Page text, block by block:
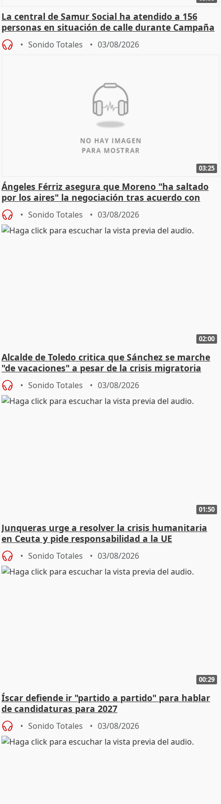
La central de Samur Social ha atendido a 156
personas en situación de calle durante Campaña
de Calor
Sonido Totales 03/08/2026
03:25
Ángeles Férriz asegura que Moreno "ha saltado
por los aires" la negociación tras acuerdo con
SMA
Sonido Totales 03/08/2026
02:00
Alcalde de Toledo critica que Sánchez se marche
"de vacaciones" a pesar de la crisis migratoria
Sonido Totales 03/08/2026
01:50
Junqueras urge a resolver la crisis humanitaria
en Ceuta y pide responsabilidad a la UE
Sonido Totales 03/08/2026
00:29
Íscar defiende ir "partido a partido" para hablar
de candidaturas para 2027
Sonido Totales 03/08/2026